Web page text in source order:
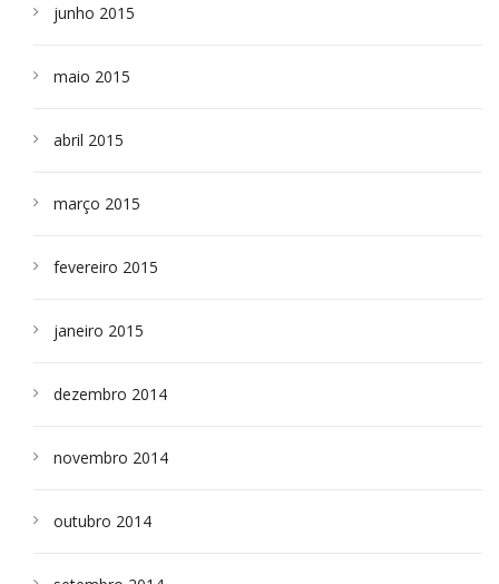
junho 2015
maio 2015
abril 2015
março 2015
fevereiro 2015
janeiro 2015
dezembro 2014
novembro 2014
outubro 2014